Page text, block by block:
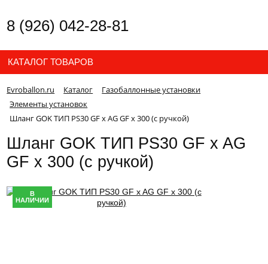
8 (926) 042-28-81
КАТАЛОГ ТОВАРОВ
Evroballon.ru Каталог
Газобаллонные установки
Элементы установок
Шланг GOK ТИП PS30 GF x AG GF x 300 (с ручкой)
Шланг GOK ТИП PS30 GF x AG
GF x 300 (с ручкой)
В
НАЛИЧИИ